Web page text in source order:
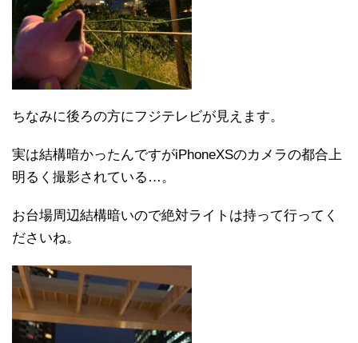
ちなみに後ろの方にフジテレビが見えます。
実は結構暗かったんですがiPhoneXSのカメラの都合上
明るく撮影されている…。
お台場周辺結構暗いので絶対ライトは持って行ってく
ださいね。